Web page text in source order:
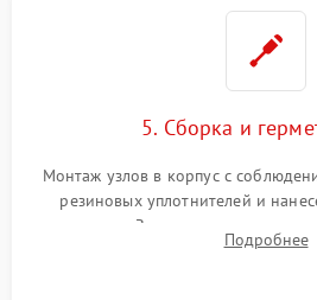
5. Сборка и
Монтаж узлов в корпус с
резиновых уплотнителей и
смазки. Заполнение
осушенным азотом для
Подробнее